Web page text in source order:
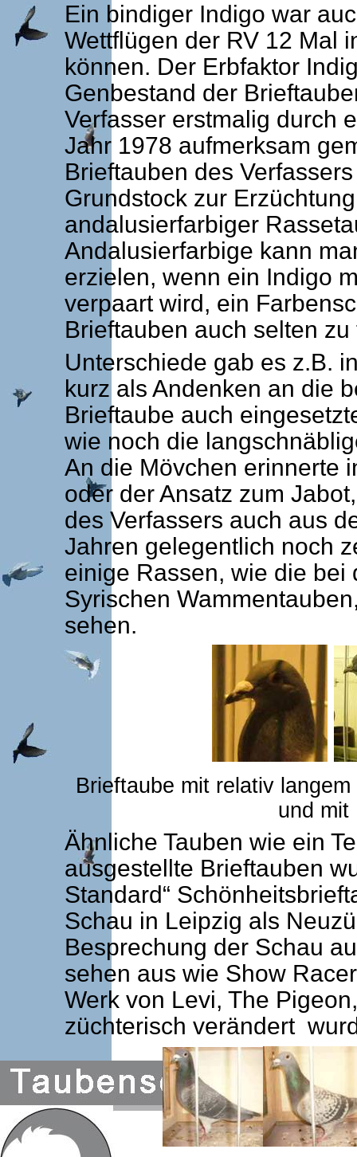
Ein bindiger Indigo war
Wettflügen der RV 12 Mal
können. Der Erbfaktor
Genbestand der
Verfasser erstmalig durch
Jahr 1978 aufmerksam
Brieftauben des
Grundstock zur
andalusierfarbiger
Andalusierfarbige kann
erzielen, wenn ein Indigo
verpaart wird, ein
Brieftauben auch selten zu
Unterschiede gab es z.B.
kurz als Andenken an die
Brieftaube auch
wie noch die
An die Mövchen erinnerte
oder der Ansatz zum
des Verfassers auch aus
Jahren gelegentlich noch
einige Rassen, wie die
Syrischen
sehen.
Brieftaube mit relativ
und mit
Ähnliche Tauben wie ein
ausgestellte Brieftauben
Standard“
Schau in Leipzig als
Besprechung der Schau
sehen aus wie Show
Werk von Levi, The
züchterisch verändert